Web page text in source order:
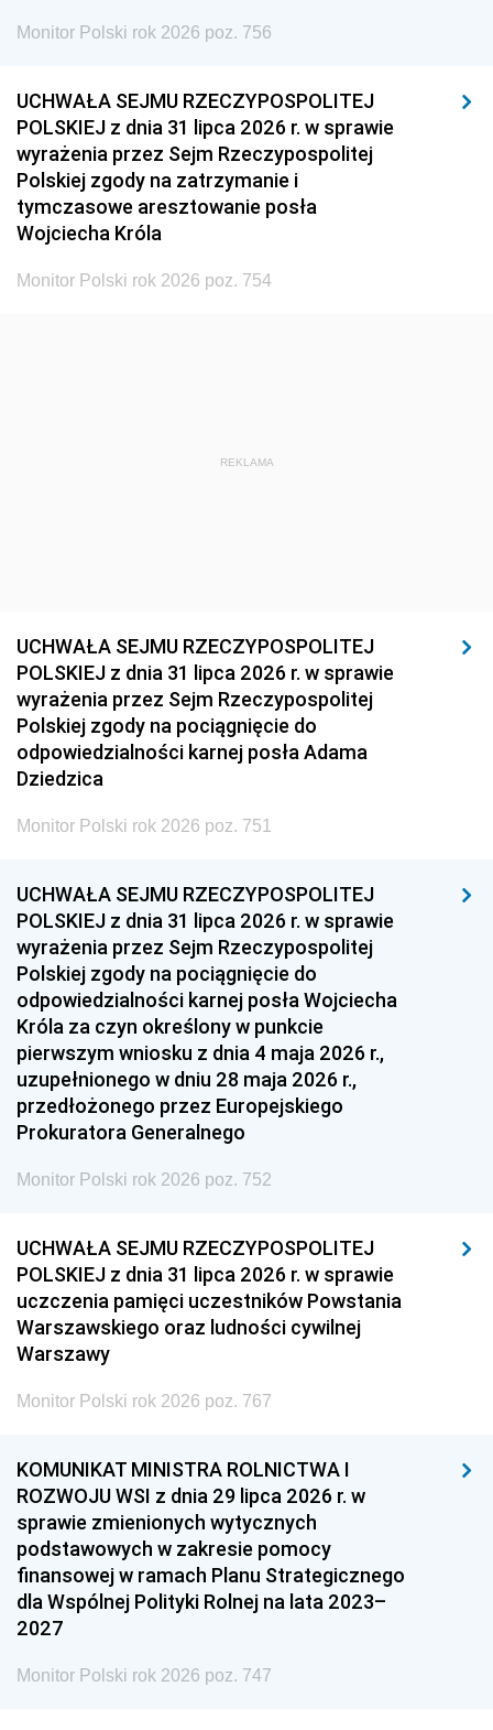
Monitor Polski rok 2026 poz. 756
UCHWAŁA SEJMU RZECZYPOSPOLITEJ
POLSKIEJ z dnia 31 lipca 2026 r. w sprawie
wyrażenia przez Sejm Rzeczypospolitej
Polskiej zgody na zatrzymanie i
tymczasowe aresztowanie posła
Wojciecha Króla
Monitor Polski rok 2026 poz. 754
REKLAMA
UCHWAŁA SEJMU RZECZYPOSPOLITEJ
POLSKIEJ z dnia 31 lipca 2026 r. w sprawie
wyrażenia przez Sejm Rzeczypospolitej
Polskiej zgody na pociągnięcie do
odpowiedzialności karnej posła Adama
Dziedzica
Monitor Polski rok 2026 poz. 751
UCHWAŁA SEJMU RZECZYPOSPOLITEJ
POLSKIEJ z dnia 31 lipca 2026 r. w sprawie
wyrażenia przez Sejm Rzeczypospolitej
Polskiej zgody na pociągnięcie do
odpowiedzialności karnej posła Wojciecha
Króla za czyn określony w punkcie
pierwszym wniosku z dnia 4 maja 2026 r.,
uzupełnionego w dniu 28 maja 2026 r.,
przedłożonego przez Europejskiego
Prokuratora Generalnego
Monitor Polski rok 2026 poz. 752
UCHWAŁA SEJMU RZECZYPOSPOLITEJ
POLSKIEJ z dnia 31 lipca 2026 r. w sprawie
uczczenia pamięci uczestników Powstania
Warszawskiego oraz ludności cywilnej
Warszawy
Monitor Polski rok 2026 poz. 767
KOMUNIKAT MINISTRA ROLNICTWA I
ROZWOJU WSI z dnia 29 lipca 2026 r. w
sprawie zmienionych wytycznych
podstawowych w zakresie pomocy
finansowej w ramach Planu Strategicznego
dla Wspólnej Polityki Rolnej na lata 2023–
2027
Monitor Polski rok 2026 poz. 747